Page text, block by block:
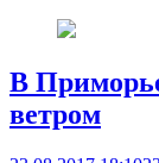
В
ветром